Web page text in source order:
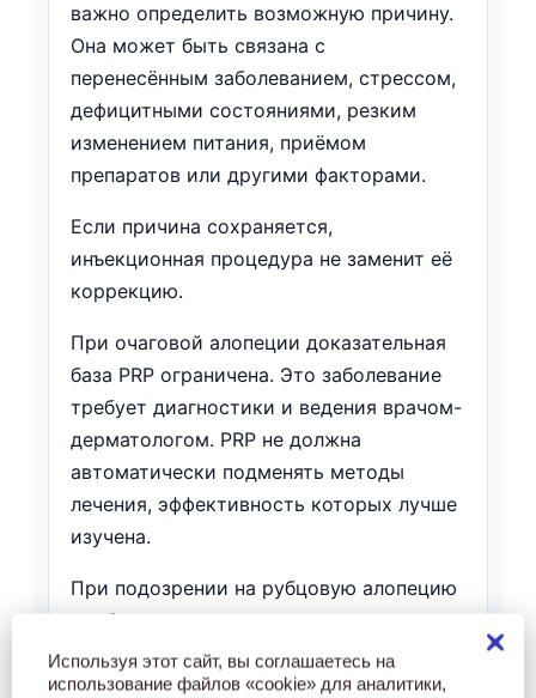
важно определить возможную причину.
Она может быть связана с
перенесённым заболеванием, стрессом,
дефицитными состояниями, резким
изменением питания, приёмом
препаратов или другими факторами.
Если причина сохраняется,
инъекционная процедура не заменит её
коррекцию.
При очаговой алопеции доказательная
база PRP ограничена. Это заболевание
требует диагностики и ведения врачом-
дерматологом. PRP не должна
автоматически подменять методы
лечения, эффективность которых лучше
изучена.
При подозрении на рубцовую алопецию
особенно важно не терять время на
процедуры без установленного
диагноза. Воспалительный процесс
Используя этот сайт, вы соглашаетесь на
использование файлов «cookie» для аналитики,